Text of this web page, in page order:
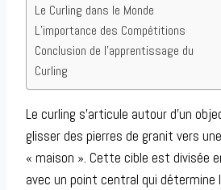
Le Curling dans le Monde
L’importance des Compétitions
Conclusion de l’apprentissage du
Curling
Le curling s’articule autour d’un
glisser des pierres de granit vers
« maison ». Cette cible est divisée
avec un point central qui détermine